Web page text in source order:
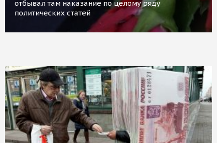
отбывал там наказание по целому ряду
политических статей